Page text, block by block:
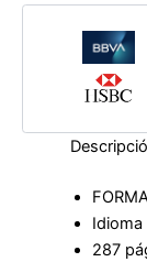
viva
Idioma
287